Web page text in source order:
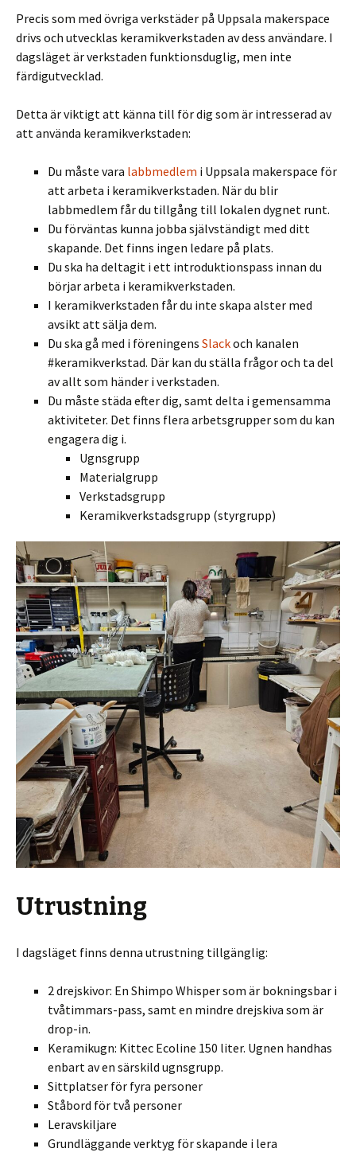
Precis som med övriga verkstäder på Uppsala makerspace
drivs och utvecklas keramikverkstaden av dess användare. I
dagsläget är verkstaden funktionsduglig, men inte
färdigutvecklad.
Detta är viktigt att känna till för dig som är intresserad av
att använda keramikverkstaden:
Du måste vara labbmedlem i Uppsala makerspace för
att arbeta i keramikverkstaden. När du blir
labbmedlem får du tillgång till lokalen dygnet runt.
Du förväntas kunna jobba självständigt med ditt
skapande. Det finns ingen ledare på plats.
Du ska ha deltagit i ett introduktionspass innan du
börjar arbeta i keramikverkstaden.
I keramikverkstaden får du inte skapa alster med
avsikt att sälja dem.
Du ska gå med i föreningens Slackoch kanalen
#keramikverkstad. Där kan du ställa frågor och ta del
av allt som händer i verkstaden.
Du måste städa efter dig, samt delta i gemensamma
aktiviteter. Det finns flera arbetsgrupper som du kan
engagera dig i.
Ugnsgrupp
Materialgrupp
Verkstadsgrupp
Keramikverkstadsgrupp (styrgrupp)
Utrustning
I dagsläget finns denna utrustning tillgänglig:
2 drejskivor: En Shimpo Whisper som är bokningsbar i
tvåtimmars-pass, samt en mindre drejskiva som är
drop-in.
Keramikugn: Kittec Ecoline 150 liter. Ugnen handhas
enbart av en särskild ugnsgrupp.
Sittplatser för fyra personer
Ståbord för två personer
Leravskiljare
Grundläggande verktyg för skapande i lera